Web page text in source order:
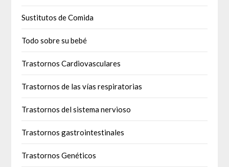
Sustitutos de Comida
Todo sobre su bebé
Trastornos Cardiovasculares
Trastornos de las vías respiratorias
Trastornos del sistema nervioso
Trastornos gastrointestinales
Trastornos Genéticos